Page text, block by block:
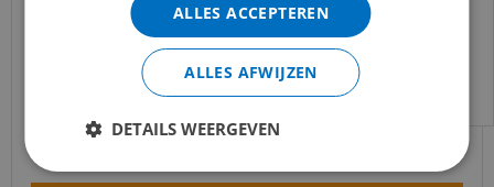
mFLOR - Parva Oak Chevron - Liguria 42216 (Plak
95
Voor vragen kan je ons bereiken via
info@merkvloerenwinkel.nl
ALLES ACCEPTEREN
ALLES AFWIJZEN
DETAILS WEERGEVEN